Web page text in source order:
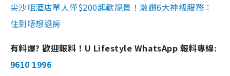
尖沙咀酒店單人僅$200起歎靚景！激讚6大神級服務：
住到唔想退房
有料爆? 歡迎報料！U Lifestyle WhatsApp 報料專線:
9610 1996